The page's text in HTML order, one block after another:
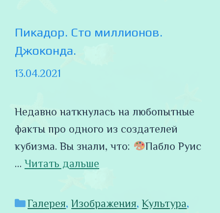
Пикадор. Сто миллионов.
Джоконда.
13.04.2021
Недавно наткнулась на любопытные
факты про одного из создателей
кубизма. Вы знали, что:
Пабло Руис
… Читать дальше
Рубрики
Галерея,Изображения,Культура,